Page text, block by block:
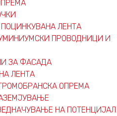
ЛЕНТА
ПРОВОДНИЦИ И
ЗА ФАСАДА
ЛЕНТА
ОПРЕМА
НА ПОТЕНЦИЈАЛ